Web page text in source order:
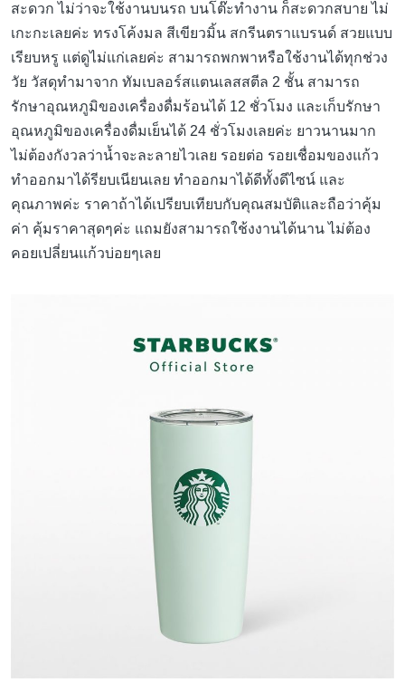
สะดวก ไม่ว่าจะใช้งานบนรถ บนโต๊ะทำงาน ก็สะดวกสบาย ไม่
เกะกะเลยค่ะ ทรงโค้งมล สีเขียวมิ้น สกรีนตราแบรนด์ สวยแบบ
เรียบหรู แต่ดูไม่แก่เลยค่ะ สามารถพกพาหรือใช้งานได้ทุกช่วง
วัย วัสดุทำมาจาก ทัมเบลอร์สแตนเลสสตีล 2 ชั้น สามารถ
รักษาอุณหภูมิของเครื่องดื่มร้อนได้ 12 ชั่วโมง และเก็บรักษา
อุณหภูมิของเครื่องดื่มเย็นได้ 24 ชั่วโมงเลยค่ะ ยาวนานมาก
ไม่ต้องกังวลว่าน้ำจะละลายไวเลย รอยต่อ รอยเชื่อมของแก้ว
ทำออกมาได้รียบเนียนเลย ทำออกมาได้ดีทั้งดีไซน์ และ
คุณภาพค่ะ ราคาถ้าได้เปรียบเทียบกับคุณสมบัติและถือว่าคุ้ม
ค่า คุ้มราคาสุดๆค่ะ แถมยังสามารถใช้งงานได้นาน ไม่ต้อง
คอยเปลี่ยนแก้วบ่อยๆเลย